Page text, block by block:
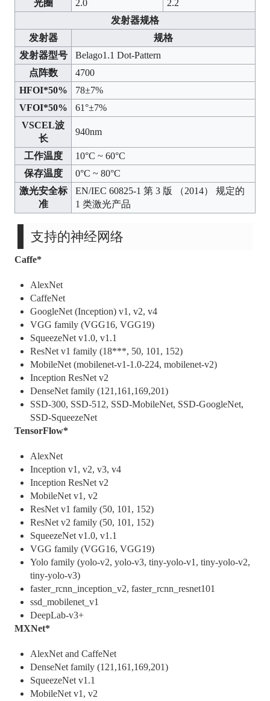
光圈 2.0
2.2
发射器规格
发射器
规格
发射器型号
Belago1.1 Dot-Pattern
点阵数
4700
HFOI*50%
78±7%
VFOI*50%
61°±7%
VSCEL波
长
940nm
工作温度
10°C ~ 60°C
保存温度
0°C ~ 80°C
激光安全标
准
EN/IEC 60825-1 第 3 版 （2014） 规定的
1 类激光产品
支持的神经网络
Caffe*
AlexNet
CaffeNet
GoogleNet (Inception) v1, v2, v4
VGG family (VGG16, VGG19)
SqueezeNet v1.0, v1.1
ResNet v1 family (18***, 50, 101, 152)
MobileNet (mobilenet-v1-1.0-224, mobilenet-v2)
Inception ResNet v2
DenseNet family (121,161,169,201)
SSD-300, SSD-512, SSD-MobileNet, SSD-GoogleNet,
SSD-SqueezeNet
TensorFlow*
AlexNet
Inception v1, v2, v3, v4
Inception ResNet v2
MobileNet v1, v2
ResNet v1 family (50, 101, 152)
ResNet v2 family (50, 101, 152)
SqueezeNet v1.0, v1.1
VGG family (VGG16, VGG19)
Yolo family (yolo-v2, yolo-v3, tiny-yolo-v1, tiny-yolo-v2,
tiny-yolo-v3)
faster_rcnn_inception_v2, faster_rcnn_resnet101
ssd_mobilenet_v1
DeepLab-v3+
MXNet*
AlexNet and CaffeNet
DenseNet family (121,161,169,201)
SqueezeNet v1.1
MobileNet v1, v2